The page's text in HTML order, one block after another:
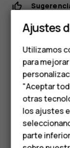
media
HMD
cuando
¿Te ha
Ajustes
Utilizamos
para
"Aceptar
otras
los ajustes
parte